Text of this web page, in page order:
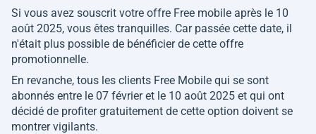
Si vous avez souscrit votre offre Free mobile après le 10
août 2025, vous êtes tranquilles. Car passée cette date, il
n'était plus possible de bénéficier de cette offre
promotionnelle.
En revanche, tous les clients Free Mobile qui se sont
abonnés entre le 07 février et le 10 août 2025 et qui ont
décidé de profiter gratuitement de cette option doivent se
montrer vigilants.